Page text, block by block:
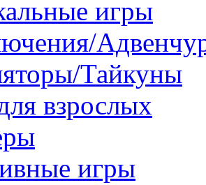
игры
Тайкуны
взрослых
игры